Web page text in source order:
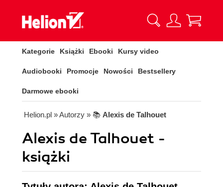
Kategorie Książki Ebooki Kursy video
Audiobooki Promocje Nowości Bestsellery
Darmowe ebooki
Helion.pl » Autorzy » 📚 Alexis de Talhouet
Alexis de Talhouet -
książki